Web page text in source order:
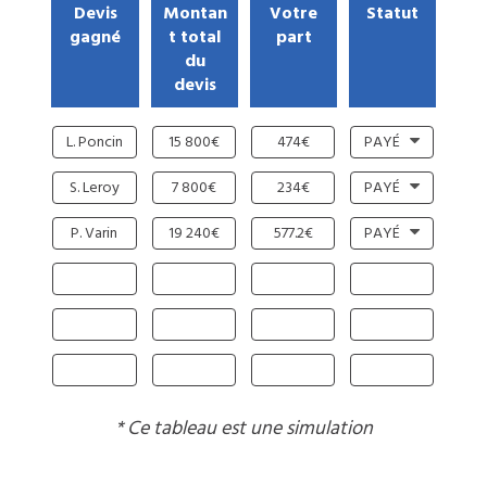
Devis
gagné
Montan
t total
du
devis
Votre
part
Statut
L. Poncin 15 800€ 474€ PAYÉ
S. Leroy 7 800€ 234€ PAYÉ
P. Varin 19 240€ 577.2€ PAYÉ
* Ce tableau est une simulation